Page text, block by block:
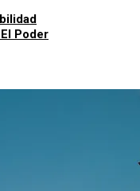
Poder